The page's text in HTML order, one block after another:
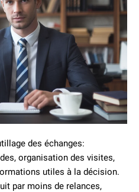
des échanges:
organisation des visites,
utiles à la décision.
par moins de relances,